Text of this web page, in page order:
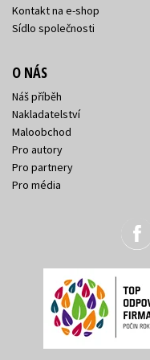
Kontakt na e-shop
Sídlo společnosti
O NÁS
Náš příběh
Nakladatelství
Maloobchod
Pro autory
Pro partnery
Pro média